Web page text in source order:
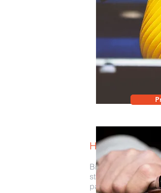
Het gehele
Bij IDnA in
stap van
de
pad wijzen naar